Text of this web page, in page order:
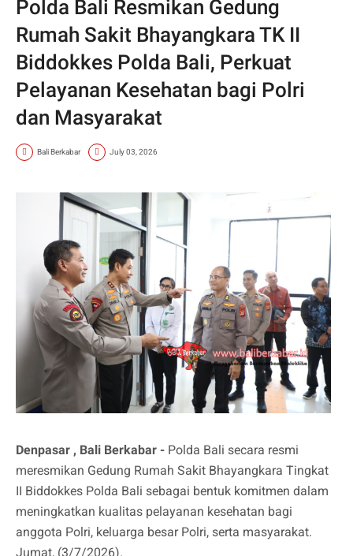
Polda Bali Resmikan Gedung
Rumah Sakit Bhayangkara TK II
Biddokkes Polda Bali, Perkuat
Pelayanan Kesehatan bagi Polri
dan Masyarakat
Bali Berkabar July 03, 2026
Denpasar , Bali Berkabar - Polda Bali secara resmi
meresmikan Gedung Rumah Sakit Bhayangkara Tingkat
II Biddokkes Polda Bali sebagai bentuk komitmen dalam
meningkatkan kualitas pelayanan kesehatan bagi
anggota Polri, keluarga besar Polri, serta masyarakat.
Jumat, (3/7/2026).